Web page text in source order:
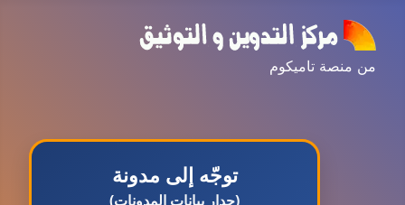
من منصة تاميكوم
توجّه إلى مدونة
(جدار بيانات المدونات)